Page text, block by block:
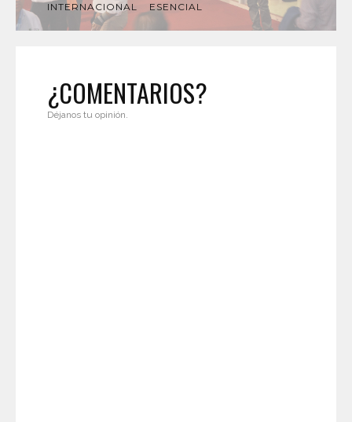
INTERNACIONAL ESENCIAL
¿COMENTARIOS?
Déjanos tu opinión.